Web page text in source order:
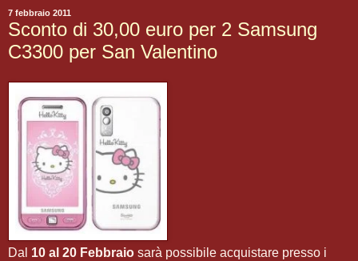
7 febbraio 2011
Sconto di 30,00 euro per 2 Samsung
C3300 per San Valentino
Dal 10 al 20 Febbraio sarà possibile acquistare presso i